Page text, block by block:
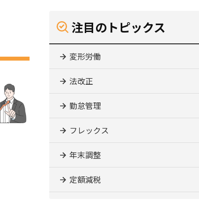
注目のトピックス
変形労働
法改正
勤怠管理
フレックス
年末調整
定額減税